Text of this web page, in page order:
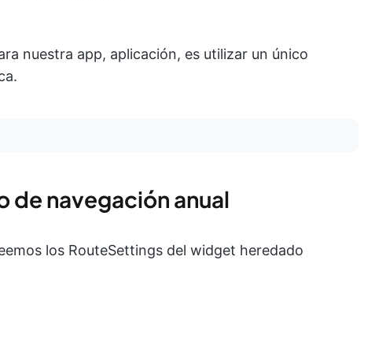
nuestra app, aplicación, es utilizar un único
de navegación anual
los RouteSettings del widget heredado